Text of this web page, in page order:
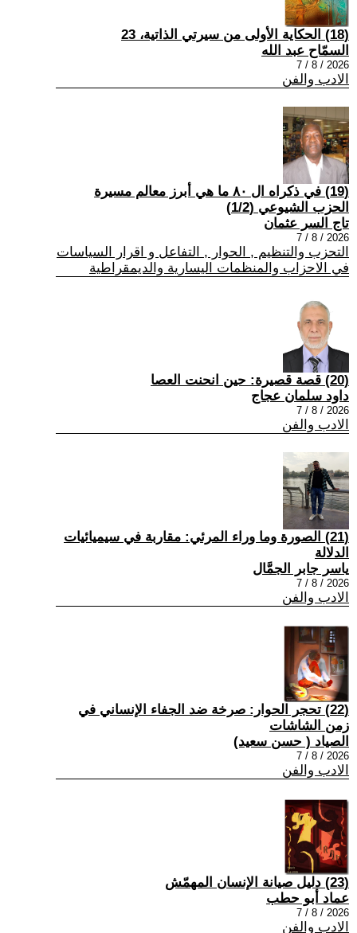
(18) الحكاية الأولى من سيرتي الذاتية، 23
السمّاح عبد الله
2026 / 8 / 7
الادب والفن
(19) في ذكراه ال ٨٠ ما هي أبرز معالم مسيرة
الحزب الشيوعي (1/2)
تاج السر عثمان
2026 / 8 / 7
التحزب والتنظيم , الحوار , التفاعل و اقرار السياسات
في الاحزاب والمنظمات اليسارية والديمقراطية
(20) قصة قصيرة: حين انحنت العصا
داود سلمان عجاج
2026 / 8 / 7
الادب والفن
(21) الصورة وما وراء المرئي: مقاربة في سيميائيات
الدلالة
ياسر جابر الجمَّال
2026 / 8 / 7
الادب والفن
(22) تحجر الحوار: صرخة ضد الجفاء الإنساني في
زمن الشاشات
الصياد ‏( حسن سعيد‏)
2026 / 8 / 7
الادب والفن
(23) دليل صيانة الإنسان المهمّش
عماد أبو حطب
2026 / 8 / 7
الادب والفن